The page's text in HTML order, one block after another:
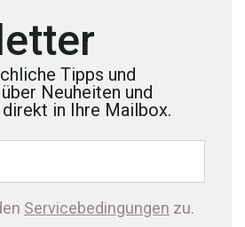
Tipps und
Neuheiten und
in Ihre Mailbox.
Servicebedingungen zu.